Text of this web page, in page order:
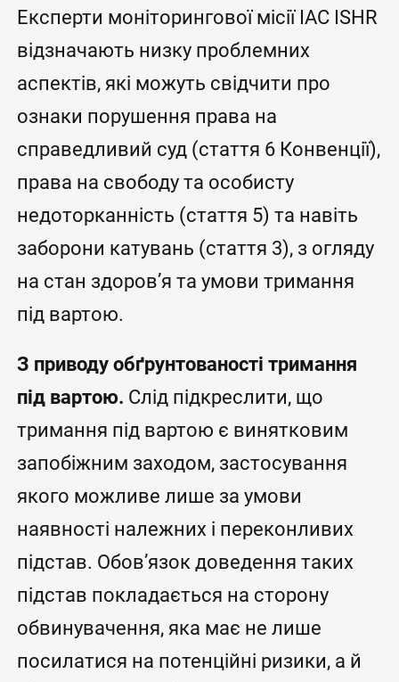
Експерти моніторингової місії IAC ISHR
відзначають низку проблемних
аспектів, які можуть свідчити про
ознаки порушення права на
справедливий суд (стаття 6 Конвенції),
права на свободу та особисту
недоторканність (стаття 5) та навіть
заборони катувань (стаття 3), з огляду
на стан здоров’я та умови тримання
під вартою.
З приводу обґрунтованості тримання
під вартою. Слід підкреслити, що
тримання під вартою є винятковим
запобіжним заходом, застосування
якого можливе лише за умови
наявності належних і переконливих
підстав. Обов’язок доведення таких
підстав покладається на сторону
обвинувачення, яка має не лише
посилатися на потенційні ризики, а й